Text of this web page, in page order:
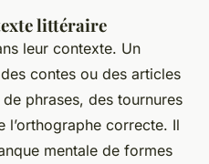
littéraire
leur contexte. Un
contes ou des articles
phrases, des tournures
l’orthographe correcte. Il
mentale de formes